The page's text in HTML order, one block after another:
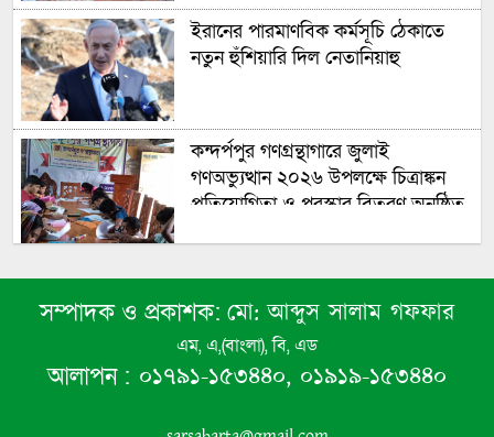
ইরানের পারমাণবিক কর্মসূচি ঠেকাতে
নতুন হুঁশিয়ারি দিল নেতানিয়াহু
কন্দর্পপুর গণগ্রন্থাগারে জুলাই
গণঅভ্যুত্থান ২০২৬ উপলক্ষে চিত্রাঙ্কন
প্রতিযোগিতা ও পুরস্কার বিতরণ অনুষ্ঠিত
বেনাপোল জুলাই গণঅভ্যুত্থান দিবস
উপলক্ষে পৌর বিএনপি’র আনন্দ র‍্যালী
ভারতে পাচারের সময় বেনাপোল
কাস্টমসে স্বর্ণের বারসহ পাসপোর্টধারী
সম্পাদক ও প্রকাশক: মো: আব্দুস সালাম গফফার
এম, এ,(বাংলা), বি, এড
আলাপন : ০১৭৯১-১৫৩৪৪০, ০১৯১৯-১৫৩৪৪০